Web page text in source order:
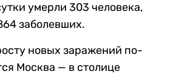
умерли 303 человека,
заболевших.
новых заражений по-
Москва — в столице